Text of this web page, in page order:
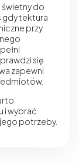
świetny do
gdy tektura
przy
się
zapewni
i wybrać
potrzeby.